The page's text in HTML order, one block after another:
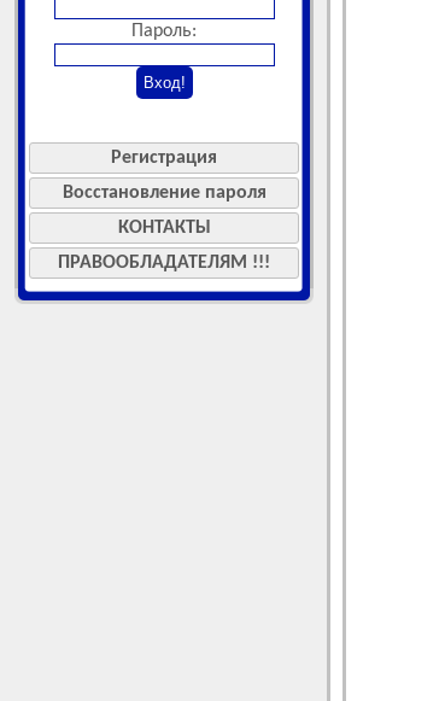
Пароль:
Регистрация
Восстановление пароля
КОНТАКТЫ
ПРАВООБЛАДАТЕЛЯМ !!!